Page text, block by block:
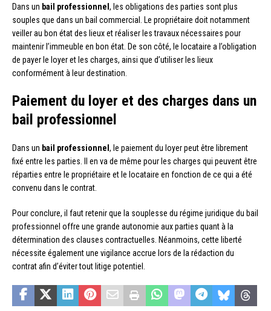
Dans un bail professionnel , les obligations des parties sont plus
souples que dans un bail commercial. Le propriétaire doit notamment
veiller au bon état des lieux et réaliser les travaux nécessaires pour
maintenir l’immeuble en bon état. De son côté, le locataire a l’obligation
de payer le loyer et les charges, ainsi que d’utiliser les lieux
conformément à leur destination.
Paiement du loyer et des charges dans un
bail professionnel
Dans un bail professionnel , le paiement du loyer peut être librement
fixé entre les parties. Il en va de même pour les charges qui peuvent être
réparties entre le propriétaire et le locataire en fonction de ce qui a été
convenu dans le contrat.
Pour conclure, il faut retenir que la souplesse du régime juridique du bail
professionnel offre une grande autonomie aux parties quant à la
détermination des clauses contractuelles. Néanmoins, cette liberté
nécessite également une vigilance accrue lors de la rédaction du
contrat afin d’éviter tout litige potentiel.